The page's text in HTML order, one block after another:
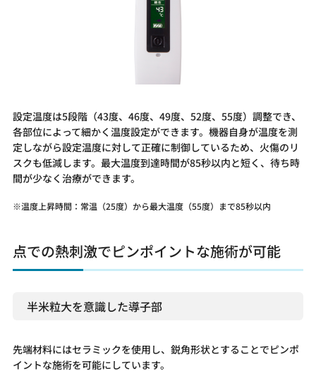
設定温度は5段階（43度、46度、49度、52度、55度）調整でき、
各部位によって細かく温度設定ができます。機器自身が温度を測
定しながら設定温度に対して正確に制御しているため、火傷のリ
スクも低減します。最大温度到達時間が85秒以内と短く、待ち時
間が少なく治療ができます。
温度上昇時間：常温（25度）から最大温度（55度）まで85秒以内
点での熱刺激でピンポイントな施術が可能
半米粒大を意識した導子部
先端材料にはセラミックを使用し、鋭角形状とすることでピンポ
イントな施術を可能にしています。